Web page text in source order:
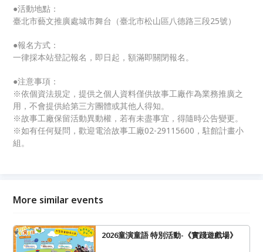
●活動地點：
臺北市藝文推廣處城市舞台（臺北市松山區八德路三段25號）
●報名方式：
一律採本站登記報名，即日起，額滿即關閉報名。
●注意事項：
※依個資法規定，提供之個人資料僅供故事工廠作為業務推廣之
用，不會提供給第三方團體或其他人得知。
※故事工廠保留活動異動權，若有未盡事宜，得隨時公告變更。
※如有任何疑問，歡迎電洽故事工廠02-29115600，駐館計畫小
組。
More similar events
2026童演童語 特別活動-《實踐遊戲場》